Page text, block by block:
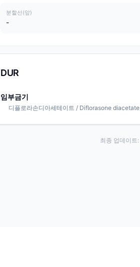
분할선(앞)
-
DUR
임부금기
디플로라손디아세테이트 / Diflorasone diacetate
최종 업데이트: